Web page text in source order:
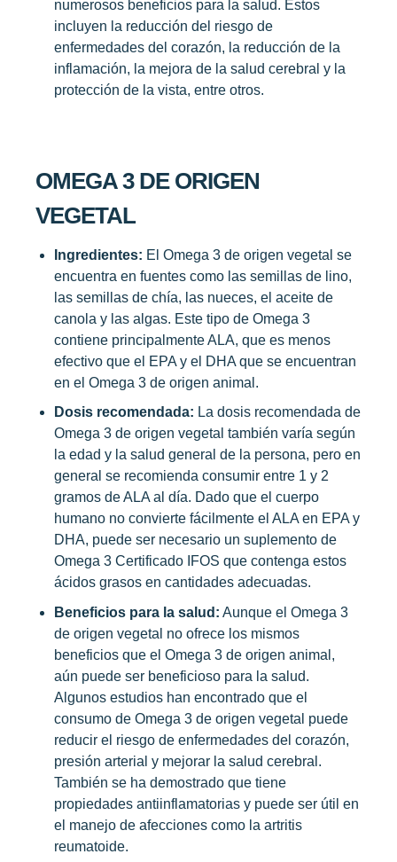
numerosos beneficios para la salud. Estos
incluyen la reducción del riesgo de
enfermedades del corazón, la reducción de la
inflamación, la mejora de la salud cerebral y la
protección de la vista, entre otros.
OMEGA 3 DE ORIGEN
VEGETAL
Ingredientes: El Omega 3 de origen vegetal se
encuentra en fuentes como las semillas de lino,
las semillas de chía, las nueces, el aceite de
canola y las algas. Este tipo de Omega 3
contiene principalmente ALA, que es menos
efectivo que el EPA y el DHA que se encuentran
en el Omega 3 de origen animal.
Dosis recomendada: La dosis recomendada de
Omega 3 de origen vegetal también varía según
la edad y la salud general de la persona, pero en
general se recomienda consumir entre 1 y 2
gramos de ALA al día. Dado que el cuerpo
humano no convierte fácilmente el ALA en EPA y
DHA, puede ser necesario un suplemento de
Omega 3 Certificado IFOS que contenga estos
ácidos grasos en cantidades adecuadas.
Beneficios para la salud: Aunque el Omega 3
de origen vegetal no ofrece los mismos
beneficios que el Omega 3 de origen animal,
aún puede ser beneficioso para la salud.
Algunos estudios han encontrado que el
consumo de Omega 3 de origen vegetal puede
reducir el riesgo de enfermedades del corazón,
presión arterial y mejorar la salud cerebral.
También se ha demostrado que tiene
propiedades antiinflamatorias y puede ser útil en
el manejo de afecciones como la artritis
reumatoide.